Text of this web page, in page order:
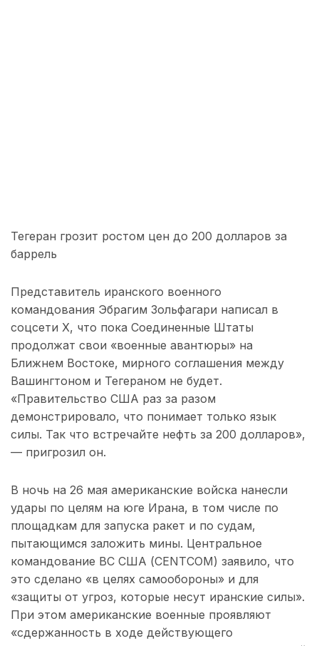
Тегеран грозит ростом цен до 200 долларов за
баррель
Представитель иранского военного
командования Эбрагим Зольфагари написал в
соцсети X, что пока Соединенные Штаты
продолжат свои «военные авантюры» на
Ближнем Востоке, мирного соглашения между
Вашингтоном и Тегераном не будет.
«Правительство США раз за разом
демонстрировало, что понимает только язык
силы. Так что встречайте нефть за 200 долларов»,
— пригрозил он.
В ночь на 26 мая американские войска нанесли
удары по целям на юге Ирана, в том числе по
площадкам для запуска ракет и по судам,
пытающимся заложить мины. Центральное
командование ВС США (CENTCOM) заявило, что
это сделано «в целях самообороны» и для
«защиты от угроз, которые несут иранские силы».
При этом американские военные проявляют
«сдержанность в ходе действующего